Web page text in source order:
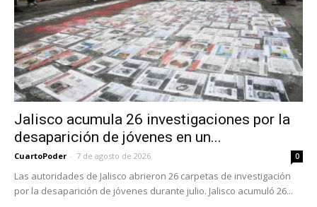
Jalisco acumula 26 investigaciones por la
desaparición de jóvenes en un...
CuartoPoder - 7 de agosto de 2026 0
Las autoridades de Jalisco abrieron 26 carpetas de investigación
por la desaparición de jóvenes durante julio. Jalisco acumuló 26...